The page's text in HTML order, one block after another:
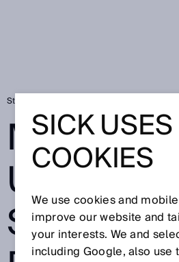
Startseite
UND
SICK USES
COOKIES
We use cookies and
improve our website and
your interests. We and
including Google, also